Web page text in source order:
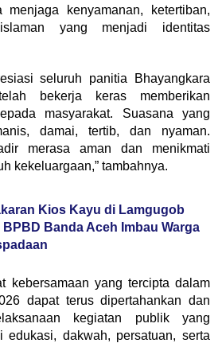
kenyamanan, ketertiban,
yang menjadi identitas
seluruh panitia Bhayangkara
bekerja keras memberikan
masyarakat. Suasana yang
damai, tertib, dan nyaman.
merasa aman dan menikmati
kekeluargaan,” tambahnya.
Kios Kayu di Lamgugob
BPBD Banda Aceh Imbau Warga
kebersamaan yang tercipta dalam
dapat terus dipertahankan dan
kegiatan publik yang
edukasi, dakwah, persatuan, serta